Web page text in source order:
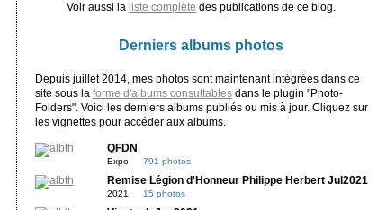
Voir aussi la liste complète des publications de ce blog.
Derniers albums photos
Depuis juillet 2014, mes photos sont maintenant intégrées dans ce
site sous la forme d'albums consultablesdans le plugin "Photo-
Folders". Voici les derniers albums publiés ou mis à jour. Cliquez sur
les vignettes pour accéder aux albums.
QFDN
Expo 791 photos
Remise Légion d'Honneur Philippe Herbert Jul2021
2021 15 photos